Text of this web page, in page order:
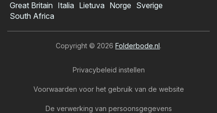
Sligro folder
Great Britain Italia Lietuva Norge Sverige
South Africa
Copyright © 2026 Folderbode.nl.
Privacybeleid instellen
Voorwaarden voor het gebruik van de website
De verwerking van persoonsgegevens